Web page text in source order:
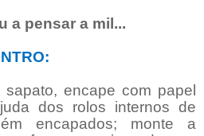
a pensar a mil...
encape com papel
dos rolos internos de
encapados; monte a